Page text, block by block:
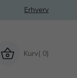
Erhverv
Kurv( 0)